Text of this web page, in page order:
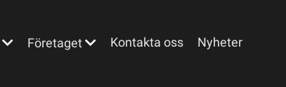
Företaget Kontakta oss Nyheter